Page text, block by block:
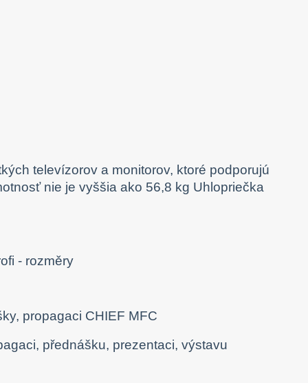
televízorov a monitorov, ktoré podporujú
nie je vyššia ako 56,8 kg Uhlopriečka
propagaci CHIEF MFC